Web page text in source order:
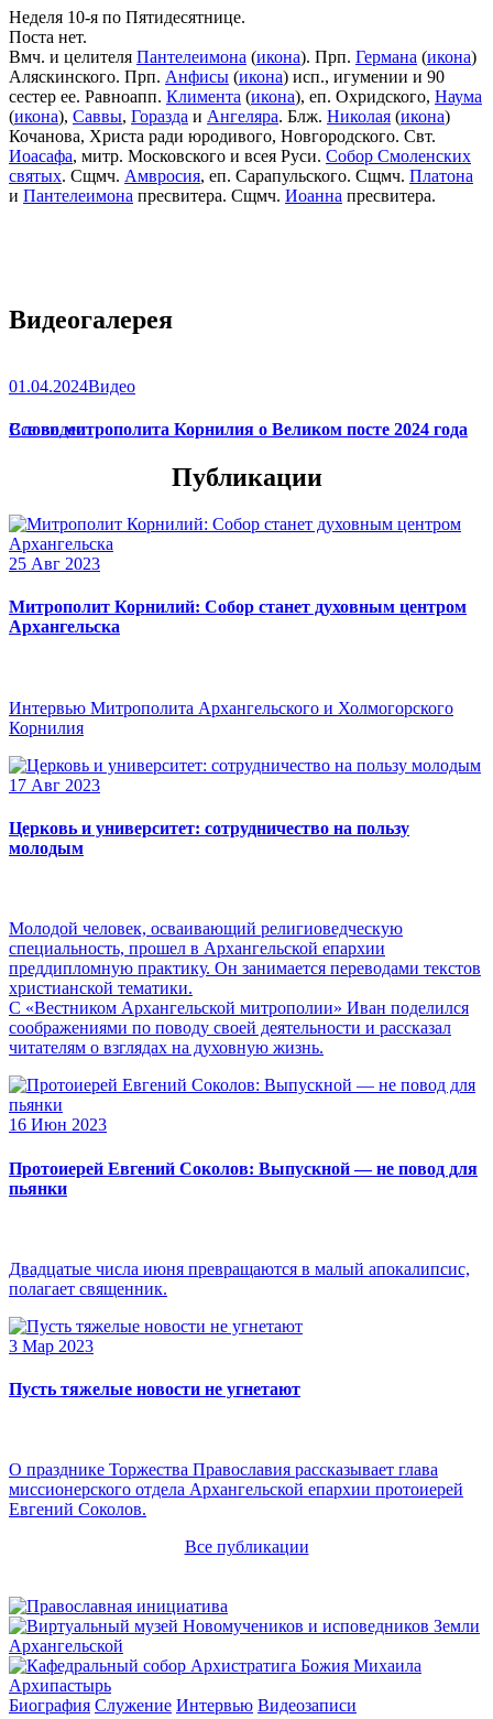
Неделя 10-я по Пятидесятнице.
Поста нет.
Вмч. и целителя Пантелеимона (икона). Прп. Германа (икона)
Аляскинского. Прп. Анфисы (икона) исп., игумении и 90
сестер ее. Равноапп. Климента (икона), еп. Охридского, Наума
(икона), Саввы, Горазда и Ангеляра. Блж. Николая (икона)
Кочанова, Христа ради юродивого, Новгородского. Свт.
Иоасафа, митр. Московского и всея Руси. Собор Смоленских
святых. Сщмч. Амвросия, еп. Сарапульского. Сщмч. Платона
и Пантелеимона пресвитера. Сщмч. Иоанна пресвитера.
Видеогалерея
01.04.2024Видео
Слово митрополита Корнилия о Великом посте 2024 года
Все видео
Публикации
25 Авг 2023
Митрополит Корнилий: Собор станет духовным центром
Архангельска
Интервью Митрополита Архангельского и Холмогорского
Корнилия
17 Авг 2023
Церковь и университет: сотрудничество на пользу
молодым
Молодой человек, осваивающий религиоведческую
специальность, прошел в Архангельской епархии
преддипломную практику. Он занимается переводами текстов
христианской тематики.
С «Вестником Архангельской митрополии» Иван поделился
соображениями по поводу своей деятельности и рассказал
читателям о взглядах на духовную жизнь.
16 Июн 2023
Протоиерей Евгений Соколов: Выпускной — не повод для
пьянки
Двадцатые числа июня превращаются в малый апокалипсис,
полагает священник.
3 Мар 2023
Пусть тяжелые новости не угнетают
О празднике Торжества Православия рассказывает глава
миссионерского отдела Архангельской епархии протоиерей
Евгений Соколов.
Все публикации
Архипастырь
Биография Служение Интервью Видеозаписи